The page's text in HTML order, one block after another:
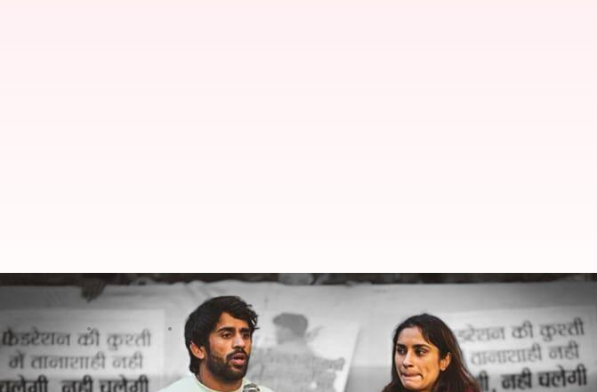
బారికేడ్లను ఛేదించుకొని వచ్చి రెజ్లర్లకు మద్దతు తెలిపిన రైతులు
వ్రాసిన వారు Stalin May 08, 2023 03:07 pm
ఈ వార్తాకథనం ఏంటి